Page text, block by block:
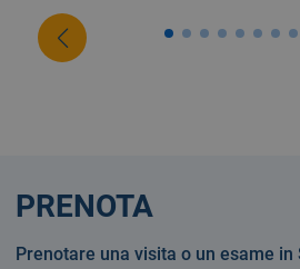
PRENOTA
Prenotare una visita o un esame